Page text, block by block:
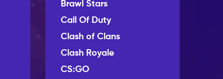
Brawl Stars
Call Of Duty
Clash of Clans
Clash Royale
CS:GO